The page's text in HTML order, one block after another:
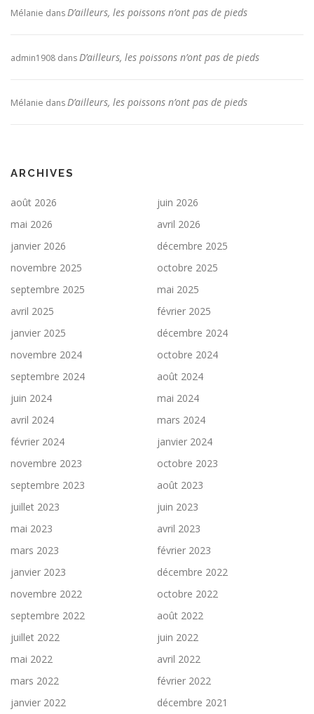
Mélanie dansD’ailleurs, les poissons n’ont pas de pieds
admin1908 dansD’ailleurs, les poissons n’ont pas de pieds
Mélanie dansD’ailleurs, les poissons n’ont pas de pieds
ARCHIVES
août 2026
juin 2026
mai 2026
avril 2026
janvier 2026
décembre 2025
novembre 2025
octobre 2025
septembre 2025
mai 2025
avril 2025
février 2025
janvier 2025
décembre 2024
novembre 2024
octobre 2024
septembre 2024
août 2024
juin 2024
mai 2024
avril 2024
mars 2024
février 2024
janvier 2024
novembre 2023
octobre 2023
septembre 2023
août 2023
juillet 2023
juin 2023
mai 2023
avril 2023
mars 2023
février 2023
janvier 2023
décembre 2022
novembre 2022
octobre 2022
septembre 2022
août 2022
juillet 2022
juin 2022
mai 2022
avril 2022
mars 2022
février 2022
janvier 2022
décembre 2021